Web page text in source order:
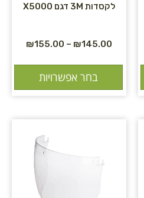
לקסדות 3M דגם X5000
₪145.00
–
₪155.00
בחר אפשרויות